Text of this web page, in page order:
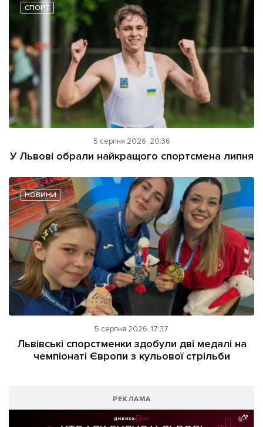
СПОРТ
5 серпня 2026, 20:36
У Львові обрали найкращого спортсмена липня
НОВИНИ
5 серпня 2026, 17:37
Львівські спорстменки здобули дві медалі на
чемпіонаті Європи з кульової стрільби
РЕКЛАМА